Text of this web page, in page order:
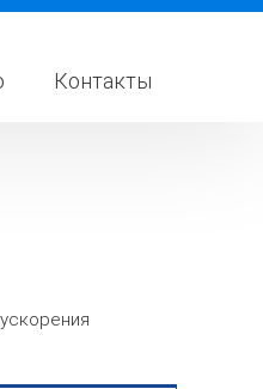
Контакты